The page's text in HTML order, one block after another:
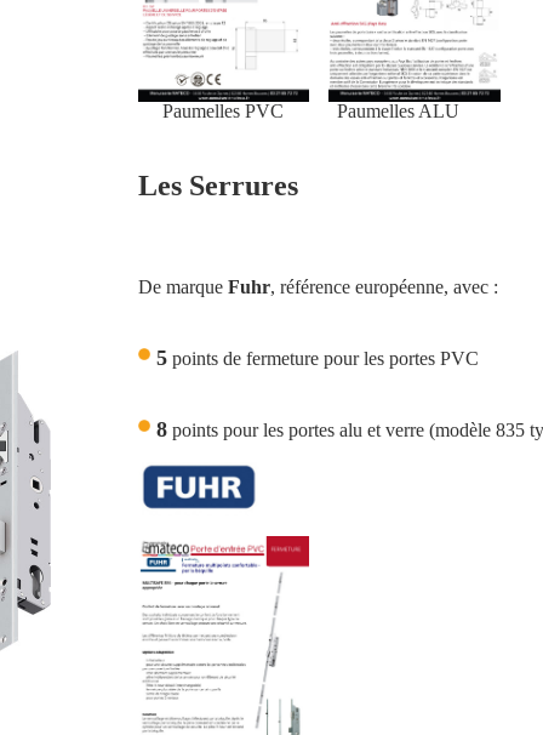
Paumelles PVC Paumelles ALU
Les Serrures
De marque Fuhr, référence européenne, avec :
5 points de fermeture pourles portes PVC
8 points pour les portes alu et verre (modèle 835